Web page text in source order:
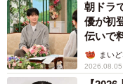
朝ドラ
優が初
伝いで
まい
2026.08.05